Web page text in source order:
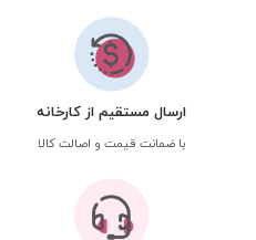
ارسال مستقیم از کارخانه
با ضمانت قیمت و اصالت کالا